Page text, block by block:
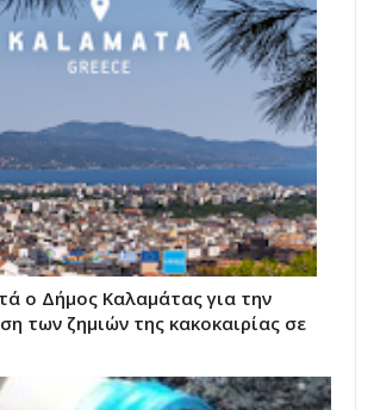
ο Δήμος Καλαμάτας για την
των ζημιών της κακοκαιρίας σε